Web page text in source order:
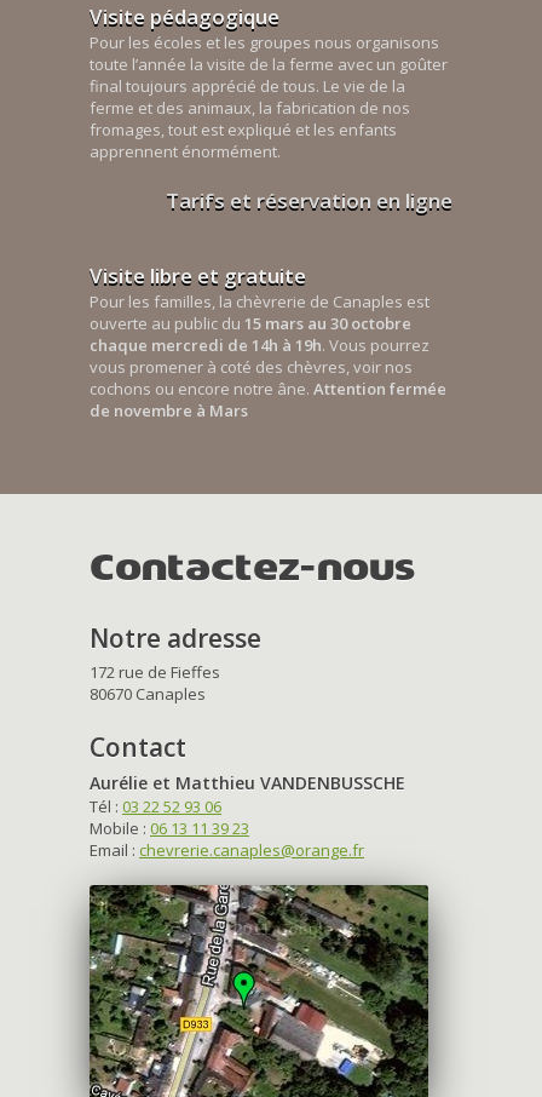
Visite pédagogique
Pour les écoles et les groupes nous organisons
toute l’année la visite de la ferme avec un goûter
final toujours apprécié de tous. Le vie de la
ferme et des animaux, la fabrication de nos
fromages, tout est expliqué et les enfants
apprennent énormément.
Tarifs et réservation en ligne
Visite libre et gratuite
Pour les familles, la chèvrerie de Canaples est
ouverte au public du 15 mars au 30 octobre
chaque mercredi de 14h à 19h. Vous pourrez
vous promener à coté des chèvres, voir nos
cochons ou encore notre âne. Attention fermée
de novembre à Mars
Contactez-nous
Notre adresse
172 rue de Fieffes
80670 Canaples
Contact
Aurélie et Matthieu VANDENBUSSCHE
Tél : 03 22 52 93 06
Mobile : 06 13 11 39 23
Email : chevrerie.canaples@orange.fr